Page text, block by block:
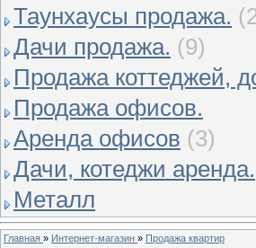
Таунхаусы продажа.
Дачи продажа. (9)
Продажа коттеджей,
Продажа офисов.
Аренда офисов (3)
Дачи, котеджи аренда.
Металл
Главная » Интернет-магазин » Продажа квартир